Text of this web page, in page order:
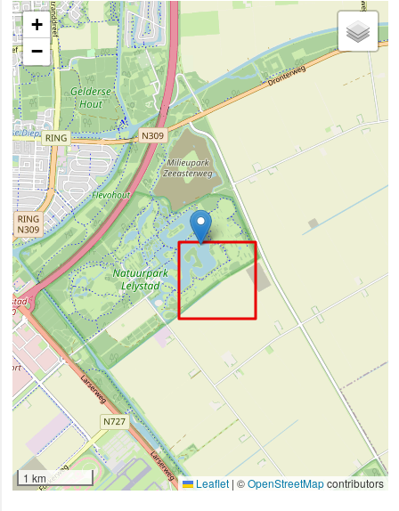
+
−
1 km Leaflet | ©OpenStreetMapcontributors